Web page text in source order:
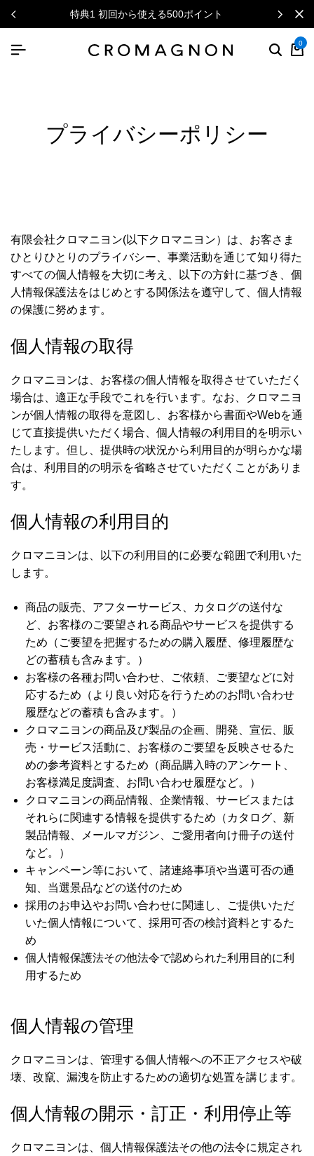
特典1 初回から使える500ポイント
0
プライバシーポリシー
有限会社クロマニヨン(以下クロマニヨン）は、お客さま
ひとりひとりのプライバシー、事業活動を通じて知り得た
すべての個人情報を大切に考え、以下の方針に基づき、個
人情報保護法をはじめとする関係法を遵守して、個人情報
の保護に努めます。
個人情報の取得
クロマニヨンは、お客様の個人情報を取得させていただく
場合は、適正な手段でこれを行います。なお、クロマニヨ
ンが個人情報の取得を意図し、お客様から書面やWebを通
じて直接提供いただく場合、個人情報の利用目的を明示い
たします。但し、提供時の状況から利用目的が明らかな場
合は、利用目的の明示を省略させていただくことがありま
す。
個人情報の利用目的
クロマニヨンは、以下の利用目的に必要な範囲で利用いた
します。
商品の販売、アフターサービス、カタログの送付な
ど、お客様のご要望される商品やサービスを提供する
ため（ご要望を把握するための購入履歴、修理履歴な
どの蓄積も含みます。）
お客様の各種お問い合わせ、ご依頼、ご要望などに対
応するため（より良い対応を行うためのお問い合わせ
履歴などの蓄積も含みます。）
クロマニヨンの商品及び製品の企画、開発、宣伝、販
売・サービス活動に、お客様のご要望を反映させるた
めの参考資料とするため（商品購入時のアンケート、
お客様満足度調査、お問い合わせ履歴など。）
クロマニヨンの商品情報、企業情報、サービスまたは
それらに関連する情報を提供するため（カタログ、新
製品情報、メールマガジン、ご愛用者向け冊子の送付
など。）
キャンペーン等において、諸連絡事項や当選可否の通
知、当選景品などの送付のため
採用のお申込やお問い合わせに関連し、ご提供いただ
いた個人情報について、採用可否の検討資料とするた
め
個人情報保護法その他法令で認められた利用目的に利
用するため
個人情報の管理
クロマニヨンは、管理する個人情報への不正アクセスや破
壊、改竄、漏洩を防止するための適切な処置を講じます。
個人情報の開示・訂正・利用停止等
クロマニヨンは、個人情報保護法その他の法令に規定され